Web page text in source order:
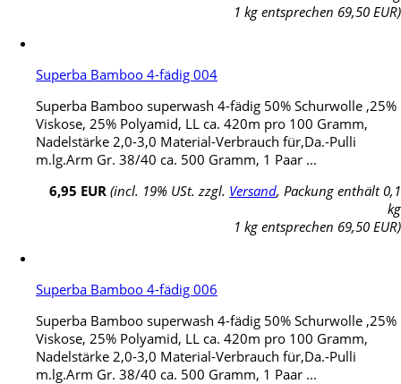
1 kg entsprechen 69,50 EUR)
Superba Bamboo 4-fädig 004
Superba Bamboo superwash 4-fädig 50% Schurwolle ,25%
Viskose, 25% Polyamid, LL ca. 420m pro 100 Gramm,
Nadelstärke 2,0-3,0 Material-Verbrauch für,Da.-Pulli
m.lg.Arm Gr. 38/40 ca. 500 Gramm, 1 Paar ...
6,95 EUR (incl. 19% USt. zzgl. Versand, Packung enthält 0,1
kg
1 kg entsprechen 69,50 EUR)
Superba Bamboo 4-fädig 006
Superba Bamboo superwash 4-fädig 50% Schurwolle ,25%
Viskose, 25% Polyamid, LL ca. 420m pro 100 Gramm,
Nadelstärke 2,0-3,0 Material-Verbrauch für,Da.-Pulli
m.lg.Arm Gr. 38/40 ca. 500 Gramm, 1 Paar ...